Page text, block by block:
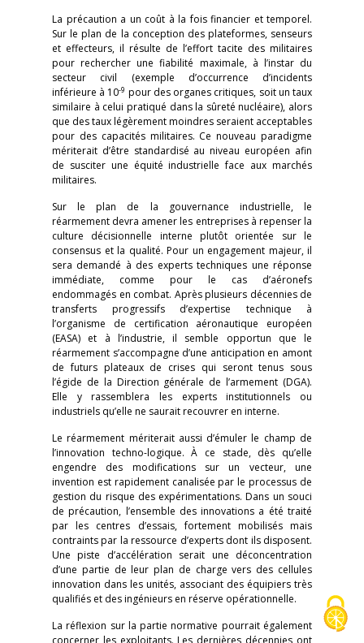
La précaution a un coût à la fois financier et temporel.
Sur le plan de la conception des plateformes, senseurs
et effecteurs, il résulte de l’effort tacite des militaires
pour rechercher une fiabilité maximale, à l’instar du
secteur civil (exemple d’occurrence d’incidents
inférieure à 10-9 pour des organes critiques, soit un taux
similaire à celui pratiqué dans la sûreté nucléaire), alors
que des taux légèrement moindres seraient acceptables
pour des capacités militaires. Ce nouveau paradigme
mériterait d’être standardisé au niveau européen afin
de susciter une équité industrielle face aux marchés
militaires.
Sur le plan de la gouvernance industrielle, le
réarmement devra amener les entreprises à repenser la
culture décisionnelle interne plutôt orientée sur le
consensus et la qualité. Pour un engagement majeur, il
sera demandé à des experts techniques une réponse
immédiate, comme pour le cas d’aéronefs
endommagés en combat. Après plusieurs décennies de
transferts progressifs d’expertise technique à
l’organisme de certification aéronautique européen
(EASA) et à l’industrie, il semble opportun que le
réarmement s’accompagne d’une anticipation en amont
de futurs plateaux de crises qui seront tenus sous
l’égide de la Direction générale de l’armement (DGA).
Elle y rassemblera les experts institutionnels ou
industriels qu’elle ne saurait recouvrer en interne.
Le réarmement mériterait aussi d’émuler le champ de
l’innovation techno-logique. À ce stade, dès qu’elle
engendre des modifications sur un vecteur, une
invention est rapidement canalisée par le processus de
gestion du risque des expérimentations. Dans un souci
de précaution, l’ensemble des innovations a été traité
par les centres d’essais, fortement mobilisés mais
contraints par la ressource d’experts dont ils disposent.
Une piste d’accélération serait une déconcentration
d’une partie de leur plan de charge vers des cellules
innovation dans les unités, associant des équipiers très
qualifiés et des ingénieurs en réserve opérationnelle.
La réflexion sur la partie normative pourrait également
concerner les exploitants. Les dernières décennies ont